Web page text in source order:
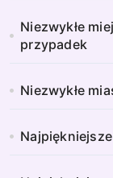
Niezwykłe
przypadek
Niezwykłe